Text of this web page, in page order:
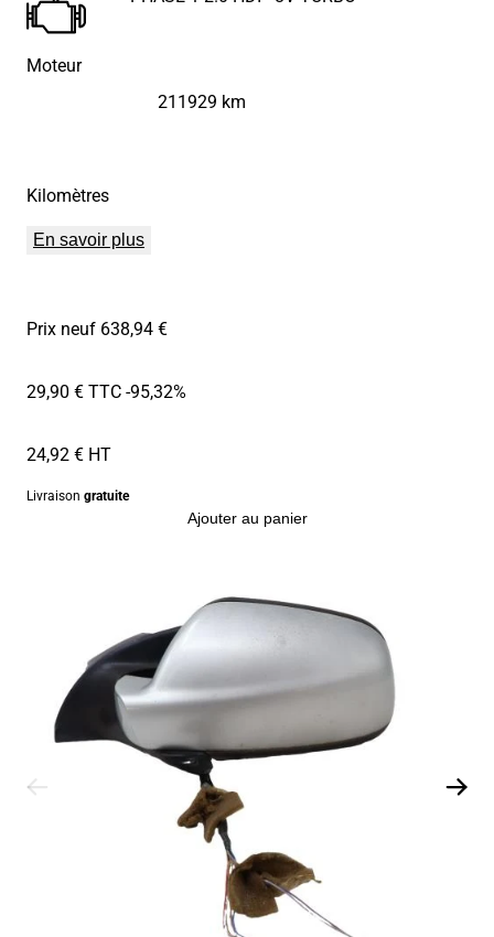
Moteur
Kilomètres
211929 km
En savoir plus
Prix neuf 638,94 €
29,90 € TTC-95,32%
24,92 € HT
Livraison gratuite
Ajouter au panier